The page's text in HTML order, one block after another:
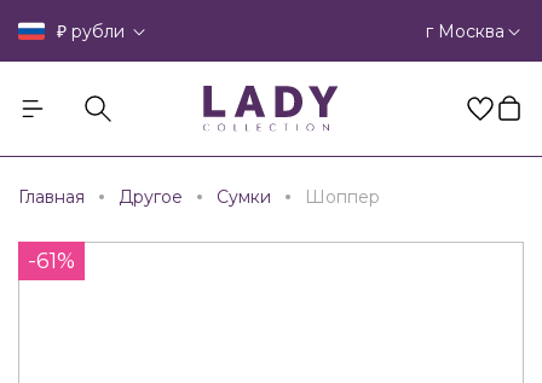
₽ рубли г Москва
Главная Другое Сумки Шоппер
-61%